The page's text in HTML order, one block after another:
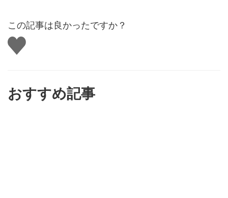
この記事は良かったですか？
い
い
おすすめ記事